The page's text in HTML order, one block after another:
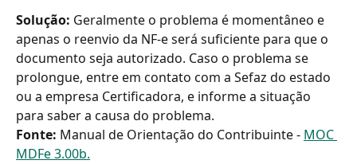
Solução: Geralmente o problema é momentâneo e
apenas o reenvio da NF-e será suficiente para que o
documento seja autorizado. Caso o problema se
prolongue, entre em contato com a Sefaz do estado
ou a empresa Certificadora, e informe a situação
para saber a causa do problema.
Fonte: Manual de Orientação do Contribuinte - MOC
MDFe 3.00b.